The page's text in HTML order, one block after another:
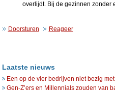
overlijdt. Bij de gezinnen zonder
Doorsturen Reageer
Laatste nieuws
Een op de vier bedrijven niet bezig
Gen-Z’ers en Millennials zouden van